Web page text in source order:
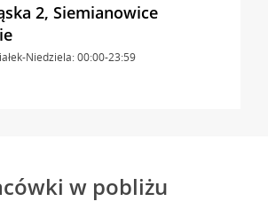
2, Siemianowice
Niedziela: 00:00-23:59
w pobliżu